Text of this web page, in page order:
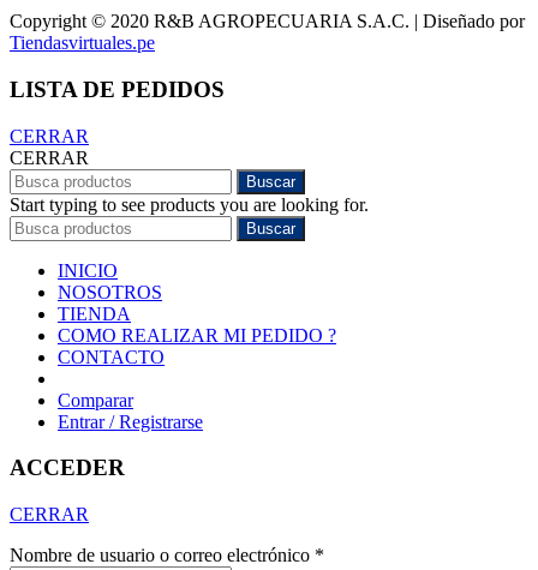
Copyright © 2020 R&B AGROPECUARIA S.A.C. | Diseñado por
Tiendasvirtuales.pe
LISTA DE PEDIDOS
CERRAR
CERRAR
Buscar
Start typing to see products you are looking for.
Buscar
INICIO
NOSOTROS
TIENDA
COMO REALIZAR MI PEDIDO ?
CONTACTO
Comparar
Entrar / Registrarse
ACCEDER
CERRAR
Nombre de usuario o correo electrónico *